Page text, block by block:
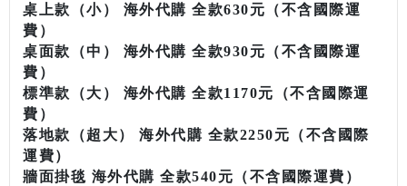
桌上款（小） 海外代購 全款630元（不含國際運
費）
桌面款（中） 海外代購 全款930元（不含國際運
費）
標準款（大） 海外代購 全款1170元（不含國際運
費）
落地款（超大） 海外代購 全款2250元（不含國際
運費）
牆面掛毯 海外代購 全款540元（不含國際運費）